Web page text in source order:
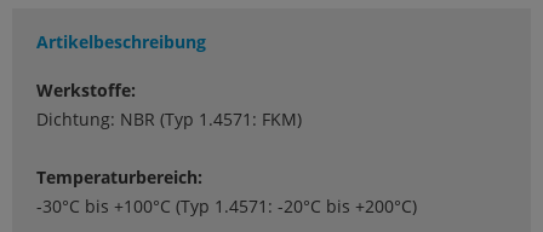
Artikelbeschreibung
Werkstoffe:
Dichtung: NBR (Typ 1.4571: FKM)
Temperaturbereich:
-30°C bis +100°C (Typ 1.4571: -20°C bis +200°C)